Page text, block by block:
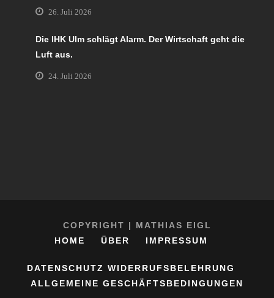
26. Juli 2026
Die IHK Ulm schlägt Alarm. Der Wirtschaft geht die
Luft aus.
24. Juli 2026
COPYRIGHT | MATHIAS EIGL
HOME
ÜBER IMPRESSUM
DATENSCHUTZ WIDERRUFSBELEHRUNG
ALLGEMEINE GESCHÄFTSBEDINGUNGEN